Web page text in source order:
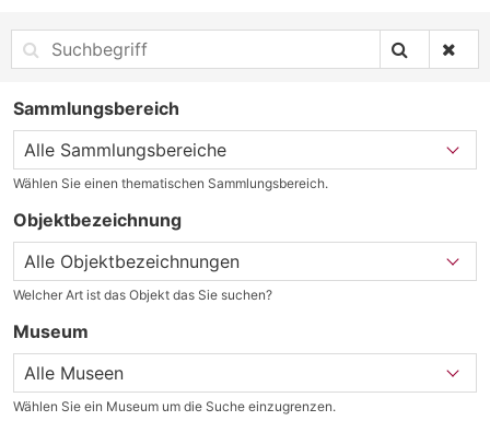
Sammlungsbereich
Wählen Sie einen thematischen Sammlungsbereich.
Objektbezeichnung
Welcher Art ist das Objekt das Sie suchen?
Museum
Wählen Sie ein Museum um die Suche einzugrenzen.